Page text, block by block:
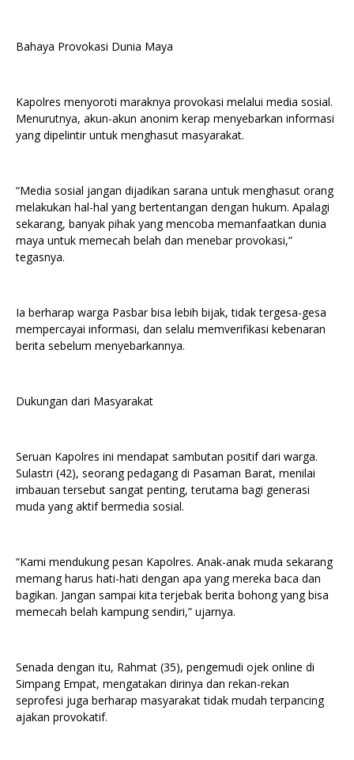
Bahaya Provokasi Dunia Maya
Kapolres menyoroti maraknya provokasi melalui media sosial.
Menurutnya, akun-akun anonim kerap menyebarkan informasi
yang dipelintir untuk menghasut masyarakat.
“Media sosial jangan dijadikan sarana untuk menghasut orang
melakukan hal-hal yang bertentangan dengan hukum. Apalagi
sekarang, banyak pihak yang mencoba memanfaatkan dunia
maya untuk memecah belah dan menebar provokasi,”
tegasnya.
Ia berharap warga Pasbar bisa lebih bijak, tidak tergesa-gesa
mempercayai informasi, dan selalu memverifikasi kebenaran
berita sebelum menyebarkannya.
Dukungan dari Masyarakat
Seruan Kapolres ini mendapat sambutan positif dari warga.
Sulastri (42), seorang pedagang di Pasaman Barat, menilai
imbauan tersebut sangat penting, terutama bagi generasi
muda yang aktif bermedia sosial.
“Kami mendukung pesan Kapolres. Anak-anak muda sekarang
memang harus hati-hati dengan apa yang mereka baca dan
bagikan. Jangan sampai kita terjebak berita bohong yang bisa
memecah belah kampung sendiri,” ujarnya.
Senada dengan itu, Rahmat (35), pengemudi ojek online di
Simpang Empat, mengatakan dirinya dan rekan-rekan
seprofesi juga berharap masyarakat tidak mudah terpancing
ajakan provokatif.